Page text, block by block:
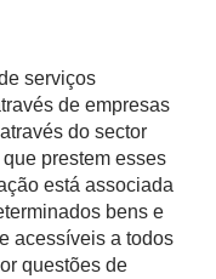
serviços
de empresas
do sector
prestem esses
está associada
bens e
acessíveis a todos
questões de